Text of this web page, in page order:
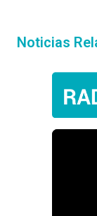
Noticias